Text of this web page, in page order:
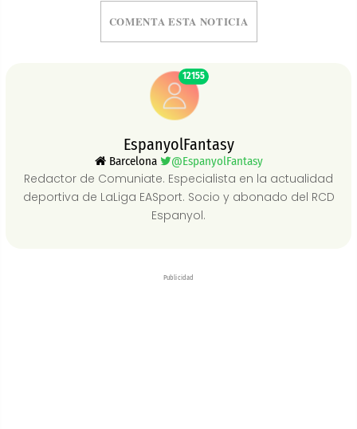
COMENTA ESTA NOTICIA
12155
EspanyolFantasy
Barcelona @EspanyolFantasy
Redactor de Comuniate. Especialista en la actualidad
deportiva de LaLiga EASport. Socio y abonado del RCD
Espanyol.
Publicidad